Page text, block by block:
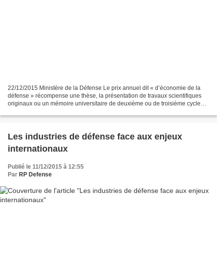
22/12/2015 Ministère de la Défense Le prix annuel dit « d’économie de la
défense » récompense une thèse, la présentation de travaux scientifiques
originaux ou un mémoire universitaire de deuxième ou de troisième cycle
Les industries de défense face aux enjeux
internationaux
Publié le 11/12/2015 à 12:55
Par RP Defense